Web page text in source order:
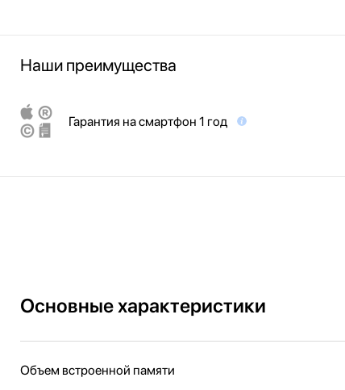
Наши преимущества
Гарантия на смартфон 1 год
Основные характеристики
Объем встроенной памяти